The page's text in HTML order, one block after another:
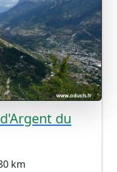
du
km